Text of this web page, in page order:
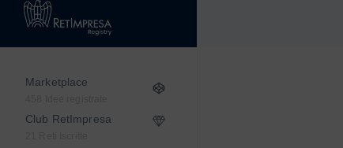
Marketplace
Club RetImpresa